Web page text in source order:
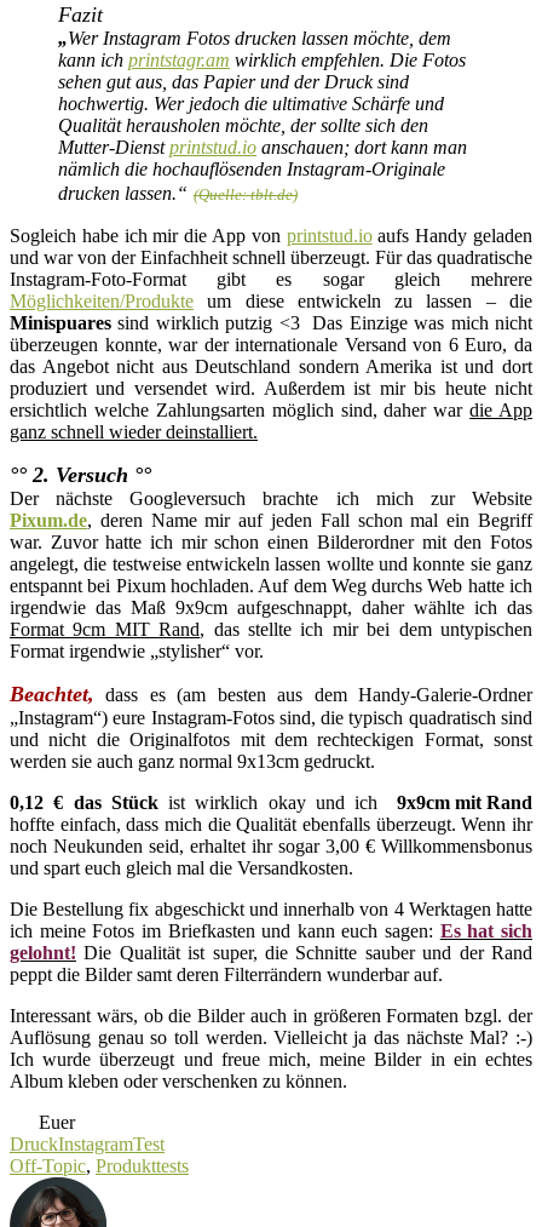
Fazit
„Wer Instagram Fotos drucken lassen möchte, dem
kann ich printstagr.am wirklich empfehlen. Die Fotos
sehen gut aus, das Papier und der Druck sind
hochwertig. Wer jedoch die ultimative Schärfe und
Qualität herausholen möchte, der sollte sich den
Mutter-Dienstprintstud.io anschauen; dort kann man
nämlich die hochauflösenden Instagram-Originale
drucken lassen.“ (Quelle: tblt.de)
Sogleich habe ich mir die App von printstud.ioaufs Handy geladen
und war von der Einfachheit schnell überzeugt. Für das quadratische
Instagram-Foto-Format gibt es sogar gleich mehrere
Möglichkeiten/Produkte um diese entwickeln zu lassen – die
Minispuares sind wirklich putzig <3 Das Einzige was mich nicht
überzeugen konnte, war der internationale Versand von 6 Euro, da
das Angebot nicht aus Deutschland sondern Amerika ist und dort
produziert und versendet wird. Außerdem ist mir bis heute nicht
ersichtlich welche Zahlungsarten möglich sind, daher wardie App
ganz schnell wieder deinstalliert.
°° 2. Versuch °°
Der nächste Googleversuch brachte ich mich zur Website
Pixum.de, deren Name mir auf jeden Fall schon mal ein Begriff
war. Zuvor hatte ich mir schon einen Bilderordner mit den Fotos
angelegt, die testweise entwickeln lassen wollte und konnte sie ganz
entspannt bei Pixum hochladen. Auf dem Weg durchs Web hatte ich
irgendwie das Maß 9x9cm aufgeschnappt, daher wählte ich das
Format 9cm MIT Rand, das stellte ich mir bei dem untypischen
Format irgendwie „stylisher“ vor.
Beachtet,
dass es (am besten aus dem Handy-Galerie-Ordner
„Instagram“) eure Instagram-Fotos sind, die typisch quadratisch sind
und nicht die Originalfotos mit dem rechteckigen Format, sonst
werden sie auch ganz normal 9x13cm gedruckt.
9x9cm mit Rand
0,12 € das Stückist wirklich okay und ich
hoffte einfach, dass mich die Qualität ebenfalls überzeugt. Wenn ihr
noch Neukunden seid, erhaltet ihr sogar 3,00 € Willkommensbonus
und spart euch gleich mal die Versandkosten.
Die Bestellung fix abgeschickt und innerhalb von 4 Werktagen hatte
ich meine Fotos im Briefkasten und kann euch sagen: Es hat sich
gelohnt! Die Qualität ist super, die Schnitte sauber und der Rand
peppt die Bilder samt deren Filterrändern wunderbar auf.
Interessant wärs, ob die Bilder auch in größeren Formaten bzgl. der
Auflösung genau so toll werden. Vielleicht ja das nächste Mal? :-)
Ich wurde überzeugt und freue mich, meine Bilder in ein echtes
Album kleben oder verschenken zu können.
Euer
DruckInstagramTest
Off-Topic, Produkttests